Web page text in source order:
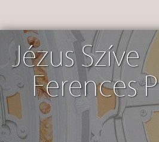
Jézus Szíve
Ferences